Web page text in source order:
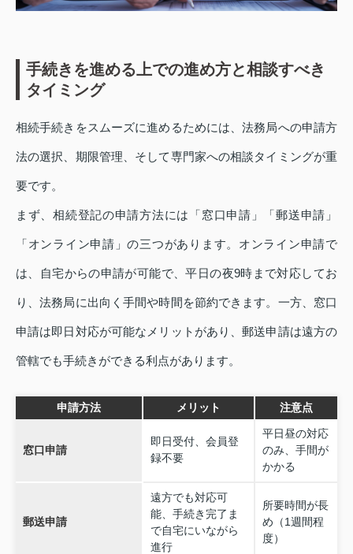
手続きを進める上での進め方と相談すべき
タイミング
相続手続きをスムーズに進めるためには、法務局への申請方
法の選択、期限管理、そして専門家への相談タイミングが重
要です。
まず、相続登記の申請方法には「窓口申請」「郵送申請」
「オンライン申請」の三つがあります。オンライン申請で
は、自宅からの申請が可能で、平日の夜9時まで対応してお
り、法務局に出向く手間や時間を節約できます。一方、窓口
申請は即日対応が可能なメリットがあり、郵送申請は遠方の
管轄でも手続きができる利点があります。
申請方法 メリット 注意点
窓口申請
即日受付、会員登
録不要
平日昼の対応
のみ、手間が
かかる
郵送申請
遠方でも対応可
能、手続き完了ま
で自宅にいながら
進行
所要時間が長
め（1週間程
度）